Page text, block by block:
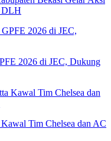
DLH
2026 di JEC, Dukung
Kawal Tim Chelsea dan AC